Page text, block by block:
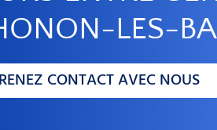
LES-
CONTACT AVEC NOUS